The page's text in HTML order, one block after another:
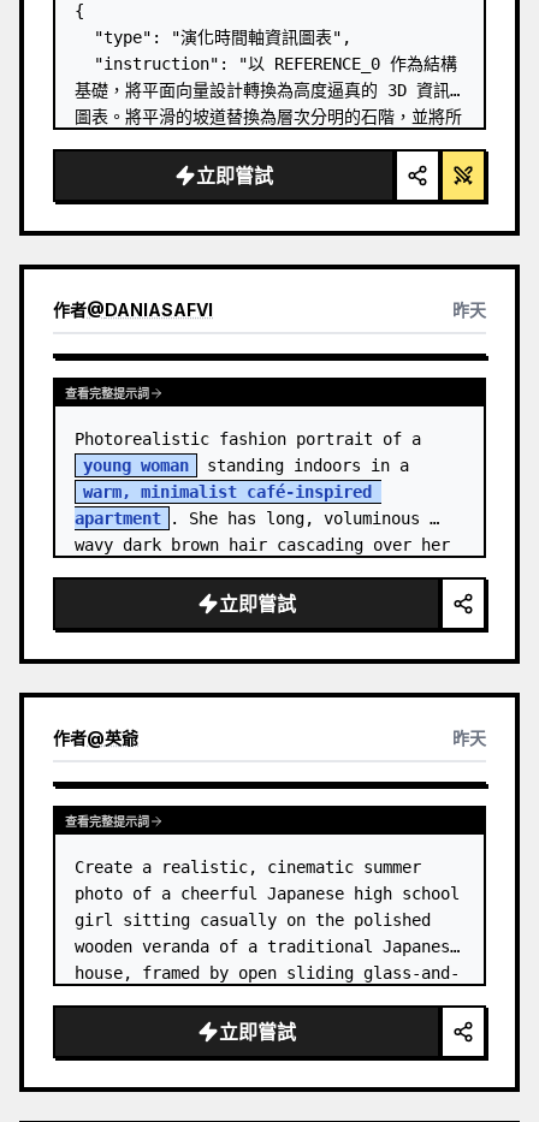
{
  "type": "演化時間軸資訊圖表",
  "instruction": "以 REFERENCE_0 作為結構
基礎，將平面向量設計轉換為高度逼真的 3D 資訊
圖表。將平滑的坡道替換為層次分明的石階，並將所
  "style": {
    "background": "
復古紋理羊皮紙
",
立即嘗試
作者@DANIASAFVI 昨天
查看完整提示詞
young woman
warm, minimalist café-inspired
apartment
. She has long, voluminous
wavy dark brown hair cascading over her
立即嘗試
作者@英爺 昨天
查看完整提示詞
Create a realistic, cinematic summer
photo of a cheerful Japanese high school
girl sitting casually on the polished
wooden veranda of a traditional Japanese
house, framed by open sliding glass-and-
style school uniform top w…
立即嘗試